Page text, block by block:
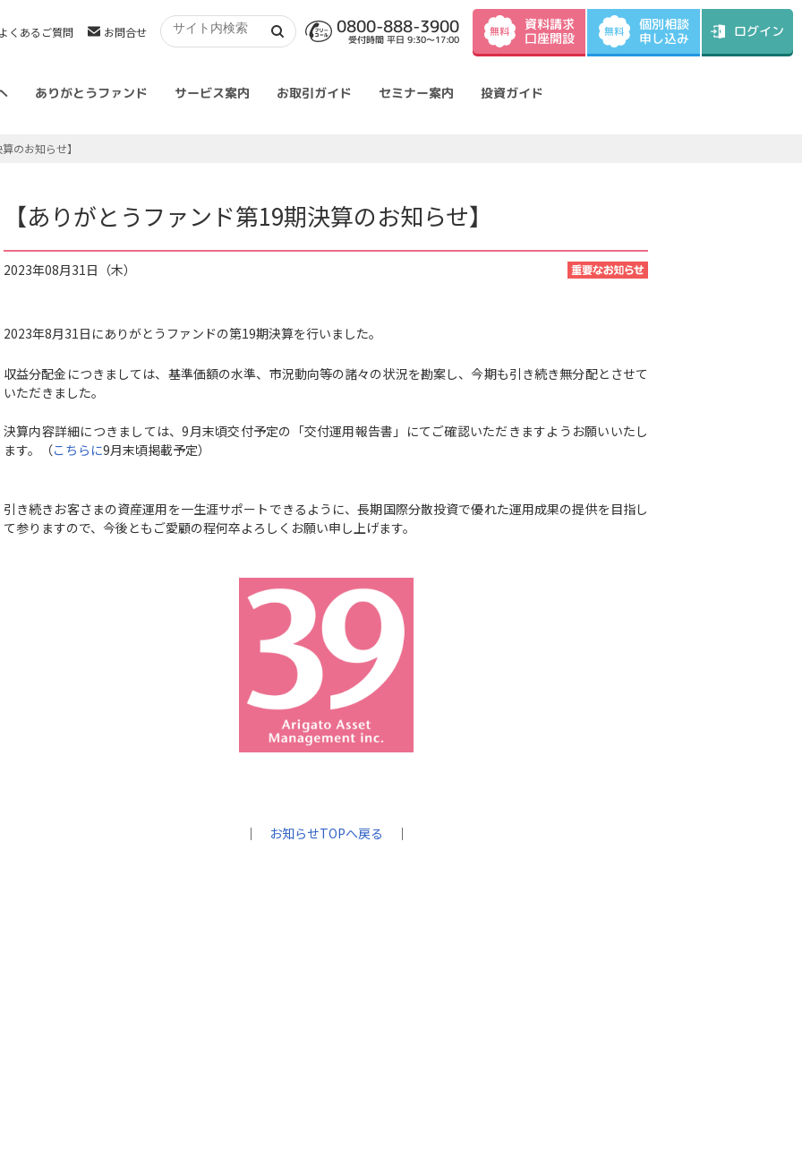
くあるご質問 お問合せ 0800-888-3900
受付時間 平日 9:30～17:00
無料 資料請求
口座開設 無料 個別相談
申し込み ログイン
ありがとうファンド サービス案内 お取引ガイド セミナー案内 投資ガイド
のお知らせ】
【ありがとうファンド第19期決算のお知らせ】
2023年08月31日（木）
2023年8月31日にありがとうファンドの第19期決算を行いました。
収益分配金につきましては、基準価額の水準、市況動向等の諸々の状況を勘案し、今期も引き続き無分配とさせて
いただきました。
決算内容詳細につきましては、9月末頃交付予定の「交付運用報告書」にてご確認いただきますようお願いいたし
ます。（こちらに9月末頃掲載予定）
引き続きお客さまの資産運用を一生涯サポートできるように、長期国際分散投資で優れた運用成果の提供を目指し
て参りますので、今後ともご愛顧の程何卒よろしくお願い申し上げます。
｜ お知らせTOPへ戻る ｜